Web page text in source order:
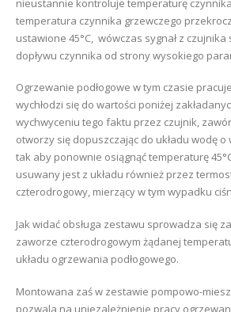
nieustannie kontroluje temperaturę czynnika
temperatura czynnika grzewczego
ustawione 45°C, wówczas sygnał z
dopływu czynnika od strony wysokiego
Ogrzewanie podłogowe w tym czasie
wychłodzi się do wartości poniżej
wychwyceniu tego faktu przez czujnik,
otworzy się dopuszczając do układu wodę
tak aby ponownie osiągnąć temperaturę
usuwany jest z układu również przez
czterodrogowy, mierzący w tym wypadku
Jak widać obsługa zestawu sprowadza się
zaworze czterodrogowym żądanej
układu ogrzewania podłogowego.
Montowana zaś w zestawie pompowo-
pozwala na uniezależnienie pracy